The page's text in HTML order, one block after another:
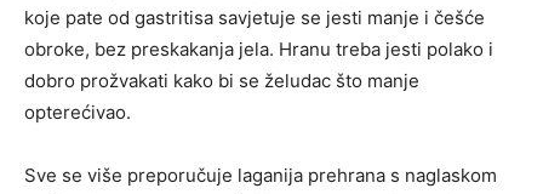
koje pate od gastritisa savjetuje se jesti manje i češće
obroke, bez preskakanja jela. Hranu treba jesti polako i
dobro prožvakati kako bi se želudac što manje
opterećivao.
Sve se više preporučuje laganija prehrana s naglaskom